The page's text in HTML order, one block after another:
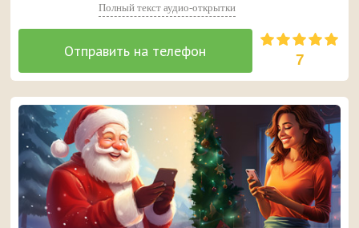
Полный текст аудио-открытки
7